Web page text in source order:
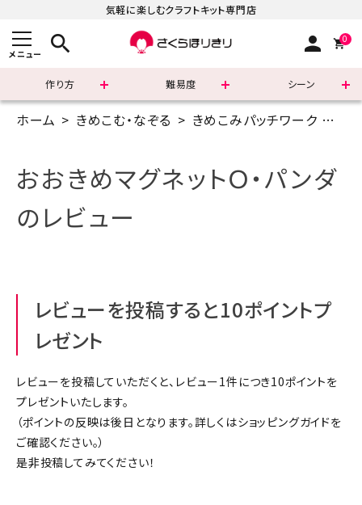
気軽に楽しむクラフトキット専門店
メニュー search person 0
作り方 難易度 シーン
まずはこちら
よくあるご質問
診断チャート
レビューを見る
コーポレートサイト
ホーム きめこむ・なぞる きめこみパッチワーク
おおきめマグネットＯ・パンダ
のレビュー
レビューを投稿すると10ポイントプ
レゼント
レビューを投稿していただくと、レビュー1件につき10ポイントを
プレゼントいたします。
（ポイントの反映は後日となります。詳しくはショッピングガイドを
ご確認ください。）
是非投稿してみてください！